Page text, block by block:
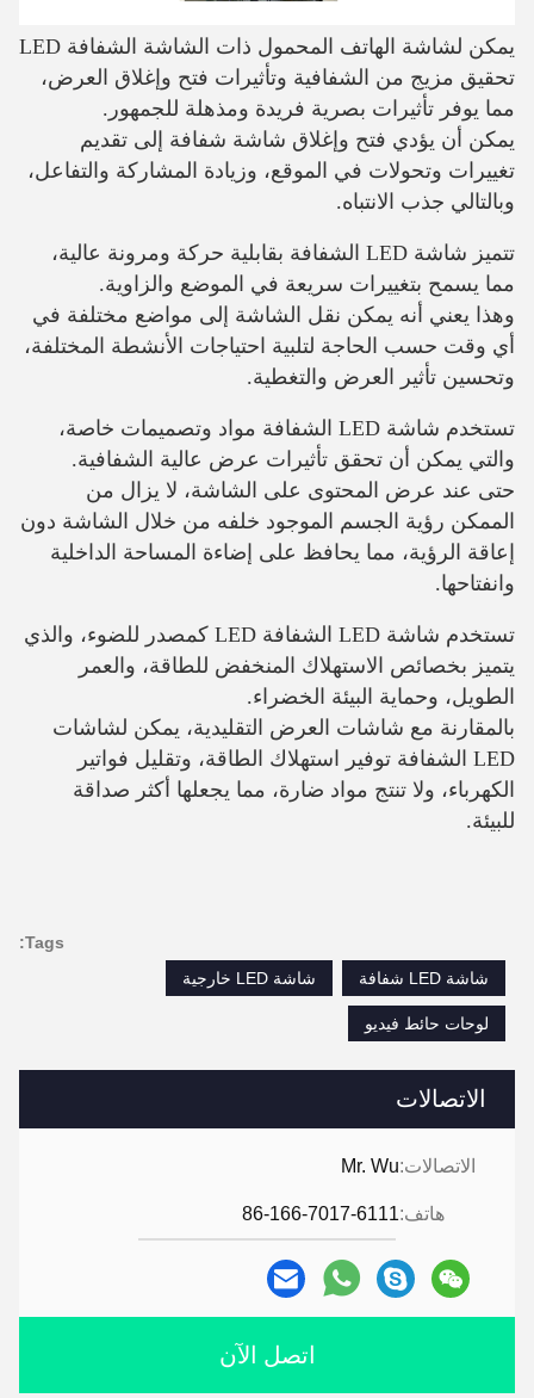
الاتصالات
الاتصالات:Mr. Wu
هاتف:86-166-7017-6111
اتصل الآن
يمكن لشاشة الهاتف المحمول ذات الشاشة الشفافة LED
تحقيق مزيج من الشفافية وتأثيرات فتح وإغلاق العرض،
مما يوفر تأثيرات بصرية فريدة ومذهلة للجمهور.
يمكن أن يؤدي فتح وإغلاق شاشة شفافة إلى تقديم
تغييرات وتحولات في الموقع، وزيادة المشاركة والتفاعل،
وبالتالي جذب الانتباه.
تتميز شاشة LED الشفافة بقابلية حركة ومرونة عالية،
مما يسمح بتغييرات سريعة في الموضع والزاوية.
وهذا يعني أنه يمكن نقل الشاشة إلى مواضع مختلفة في
أي وقت حسب الحاجة لتلبية احتياجات الأنشطة المختلفة،
وتحسين تأثير العرض والتغطية.
تستخدم شاشة LED الشفافة مواد وتصميمات خاصة،
والتي يمكن أن تحقق تأثيرات عرض عالية الشفافية.
حتى عند عرض المحتوى على الشاشة، لا يزال من
الممكن رؤية الجسم الموجود خلفه من خلال الشاشة دون
إعاقة الرؤية، مما يحافظ على إضاءة المساحة الداخلية
وانفتاحها.
تستخدم شاشة LED الشفافة LED كمصدر للضوء، والذي
يتميز بخصائص الاستهلاك المنخفض للطاقة، والعمر
الطويل، وحماية البيئة الخضراء.
بالمقارنة مع شاشات العرض التقليدية، يمكن لشاشات
LED الشفافة توفير استهلاك الطاقة، وتقليل فواتير
الكهرباء، ولا تنتج مواد ضارة، مما يجعلها أكثر صداقة
للبيئة.
Tags:
شاشة LED شفافة
شاشة LED خارجية
لوحات حائط فيديو